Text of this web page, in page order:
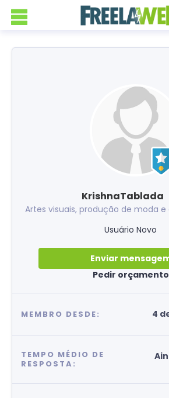
KrishnaTablada
Artes visuais, produção de moda
Usuário Novo
Enviar
Pedir orçamento
MEMBRO DESDE: 4
TEMPO MÉDIO DE
RESPOSTA: